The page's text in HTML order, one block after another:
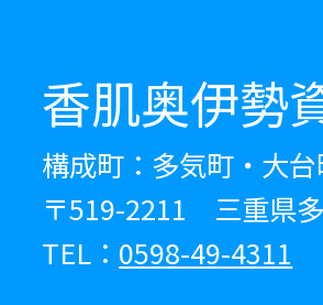
香肌奥伊勢
構成町：多気町・大
〒519-2211 三重県
TEL： 0598-49-4311